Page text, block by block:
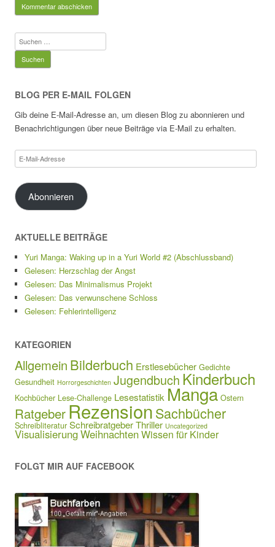
Suchen
nach:
BLOG PER E-MAIL FOLGEN
Gib deine E-Mail-Adresse an, um diesen Blog zu abonnieren und
Benachrichtigungen über neue Beiträge via E-Mail zu erhalten.
E-
Mail-
Adresse
Abonnieren
AKTUELLE BEITRÄGE
Yuri Manga: Waking up in a Yuri World #2 (Abschlussband)
Gelesen: Herzschlag der Angst
Gelesen: Das Minimalismus Projekt
Gelesen: Das verwunschene Schloss
Gelesen: Fehlerintelligenz
KATEGORIEN
Allgemein Bilderbuch Erstlesebücher Gedichte
Gesundheit Horrorgeschichten Jugendbuch Kinderbuch
Kochbücher Lese-Challenge Lesestatistik Manga Ostern
Ratgeber RezensionSachbücher
Schreibliteratur SchreibratgeberThriller Uncategorized
VisualisierungWeihnachtenWissen für Kinder
FOLGT MIR AUF FACEBOOK